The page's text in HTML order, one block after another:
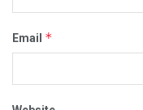
Email *